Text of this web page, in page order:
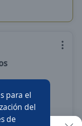
para el
del
de